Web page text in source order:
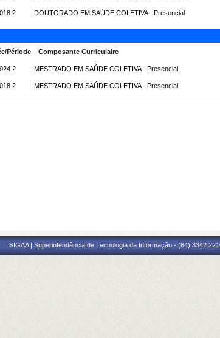
DOUTORADO EM SAÚDE COLETIVA - Presencial
Période Composante Curriculaire
MESTRADO EM SAÚDE COLETIVA - Presencial
MESTRADO EM SAÚDE COLETIVA - Presencial
SIGAA | Superintendência de Tecnologia da Informação - (84) 3342